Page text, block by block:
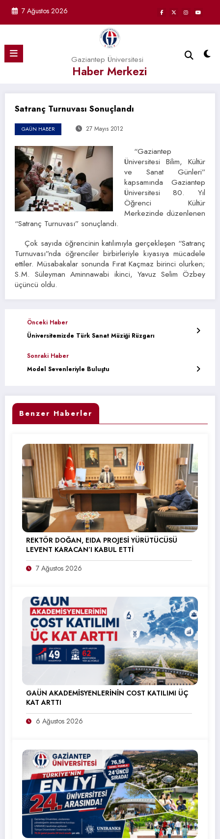
7 Ağustos 2026
Gaziantep Üniversitesi
Haber Merkezi
Satranç Turnuvası Sonuçlandı
GAÜN HABER 27 Mayıs 2012
“Gaziantep
Üniversitesi Bilim, Kültür
ve Sanat Günleri”
kapsamında Gaziantep
Üniversitesi 80. Yıl
Öğrenci Kültür
Merkezinde düzenlenen
“Satranç Turnuvası” sonuçlandı.
Çok sayıda öğrencinin katılımıyla gerçekleşen “Satranç
Turnuvası”nda öğrenciler birbirleriyle kıyasıya mücadele
ettiler. Müsabakalar sonunda Fırat Kaçmaz birinci olurken;
S.M. Süleyman Aminnawabi ikinci, Yavuz Selim Özbey
üçüncü oldu.
Önceki Haber
Üniversitemizde Türk Sanat Müziği Rüzgarı
Sonraki Haber
Model Sevenleriyle Buluştu
Benzer Haberler
REKTÖR DOĞAN, EIDA PROJESİ YÜRÜTÜCÜSÜ
LEVENT KARACAN’I KABUL ETTİ
7 Ağustos 2026
GAÜN AKADEMİSYENLERİNİN COST KATILIMI ÜÇ
KAT ARTTI
6 Ağustos 2026